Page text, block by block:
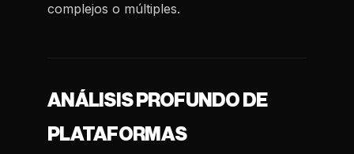
complejos o múltiples.
ANÁLISIS PROFUNDO DE
PLATAFORMAS